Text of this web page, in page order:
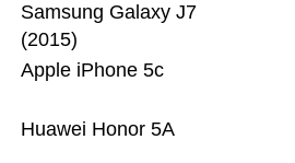
Huawei Honor 5A
Apple iPhone 5c
Samsung Galaxy J7
(2015)